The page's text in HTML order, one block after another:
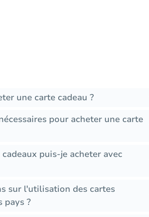
une carte cadeau ?
pour acheter une carte
puis-je acheter avec
sur l'utilisation des cartes
pays ?